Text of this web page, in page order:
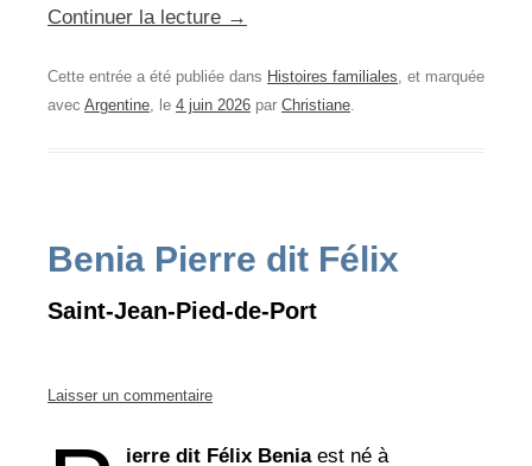
Continuer la lecture →
Cette entrée a été publiée dans Histoires familiales, et marquée
avec Argentine, le 4 juin 2026 par Christiane.
Benia Pierre dit Félix
Saint-Jean-Pied-de-Port
Laisser un commentaire
ierre dit Félix Benia est né à